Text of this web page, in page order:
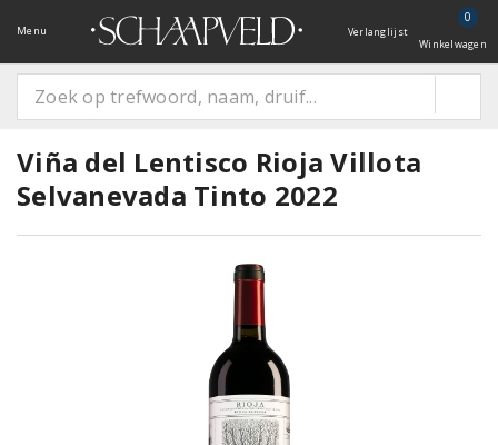
Menu Verlanglijst
0
Winkelwagen
Viña del Lentisco Rioja Villota
Selvanevada Tinto 2022